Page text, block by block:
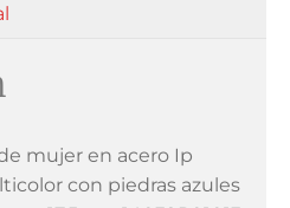
mujer en acero Ip
con piedras azules